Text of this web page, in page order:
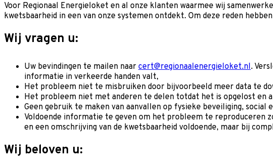
Voor Regionaal Energieloket en al onze klanten waarmee wij
kwetsbaarheid in een van onze systemen ontdekt. Om deze reden
Wij vragen u:
Uw bevindingen te mailen naar cert@regionaalenergieloket.nl.
informatie in verkeerde handen valt,
Het probleem niet te misbruiken door bijvoorbeeld meer data te
Het probleem niet met anderen te delen totdat het is opgelost en
Geen gebruik te maken van aanvallen op fysieke beveiliging,
Voldoende informatie te geven om het probleem te reproduceren
en een omschrijving van de kwetsbaarheid voldoende, maar bij
Wij beloven u: